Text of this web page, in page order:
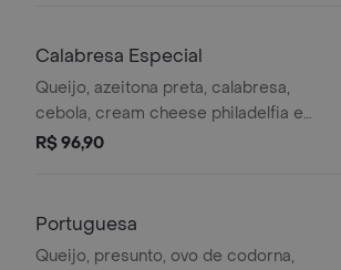
Calabresa Especial
Queijo, azeitona preta, calabresa,
cebola, cream cheese philadelfia e
orégano
R$ 96,90
Portuguesa
Queijo, presunto, ovo de codorna,